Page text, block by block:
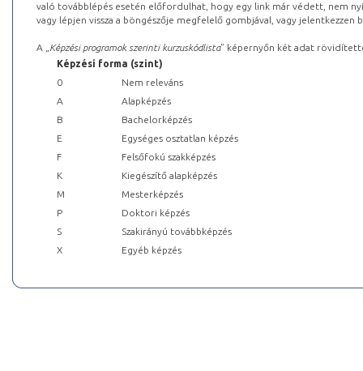
való továbblépés esetén előfordulhat, hogy egy link már védett, nem
vagy lépjen vissza a böngészője megfelelő gombjával, vagy
A „ Képzési programok szerinti kurzuskódlista” képernyőn két adat
Képzési forma (szint)
0
Nem releváns
A
Alapképzés
B
Bachelorképzés
E
Egységes osztatlan képzés
F
Felsőfokú szakképzés
K
Kiegészítő alapképzés
M
Mesterképzés
P
Doktori képzés
S
Szakirányú továbbképzés
X
Egyéb képzés